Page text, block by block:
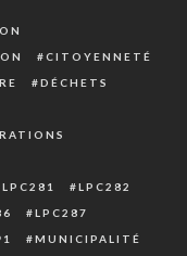
CITOYENNETÉ
DÉCHETS
LPC281
LPC282
LPC287
MUNICIPALITÉ